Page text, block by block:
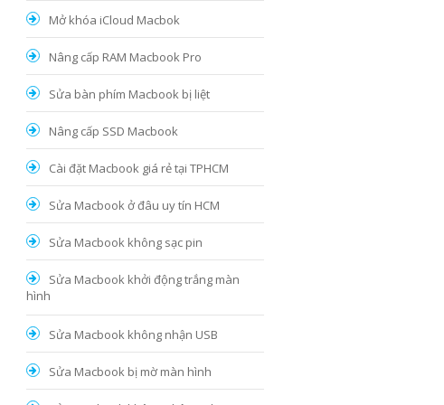
Mở khóa iCloud Macbok
Nâng cấp RAM Macbook Pro
Sửa bàn phím Macbook bị liệt
Nâng cấp SSD Macbook
Cài đặt Macbook giá rẻ tại TPHCM
Sửa Macbook ở đâu uy tín HCM
Sửa Macbook không sạc pin
Sửa Macbook khởi động trắng màn
hình
Sửa Macbook không nhận USB
Sửa Macbook bị mờ màn hình